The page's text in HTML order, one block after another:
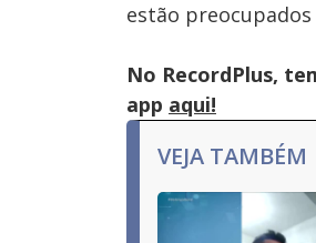
estão
No RecordPlus,
app aqui!
VEJA TAMBÉM